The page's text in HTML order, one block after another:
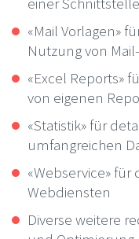
«Mail Vorlagen»
Nutzung von
«Excel Reports»
von eigenen
«Statistik» für
umfangreichen
«Webservice»
Webdiensten
Diverse weitere